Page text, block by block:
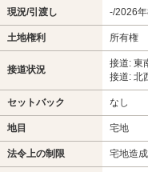
現況/引渡し -/2026
土地権利 所有権
接道状況
接道: 東
接道: 北
セットバック なし
地目 宅地
法令上の制限 宅地造